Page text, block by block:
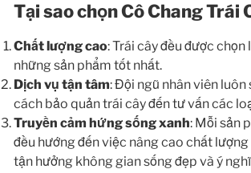
Tại sao chọn Cô Chang Trái
Chất lượng cao: Trái cây đều được
những sản phẩm tốt nhất.
Dịch vụ tận tâm: Đội ngũ nhân viên
cách bảo quản trái cây đến tư vấn các
Truyền cảm hứng sống xanh: Mỗi sản
đều hướng đến việc nâng cao chất
tận hưởng không gian sống đẹp và ý